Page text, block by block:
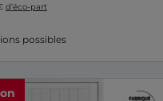
d’éco-part
possibles